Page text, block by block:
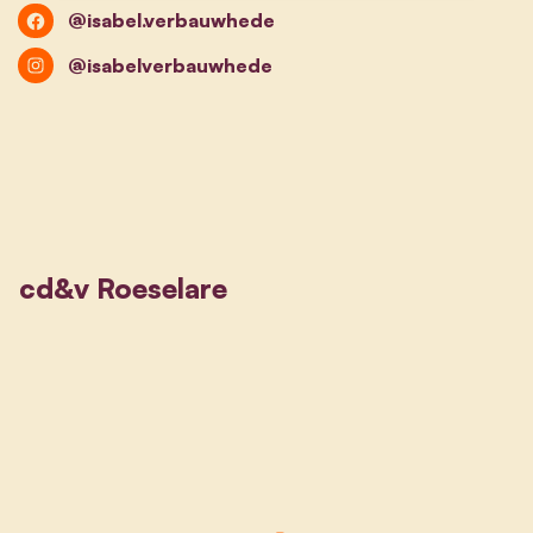
@isabel.verbauwhede
@isabelverbauwhede
cd&v Roeselare